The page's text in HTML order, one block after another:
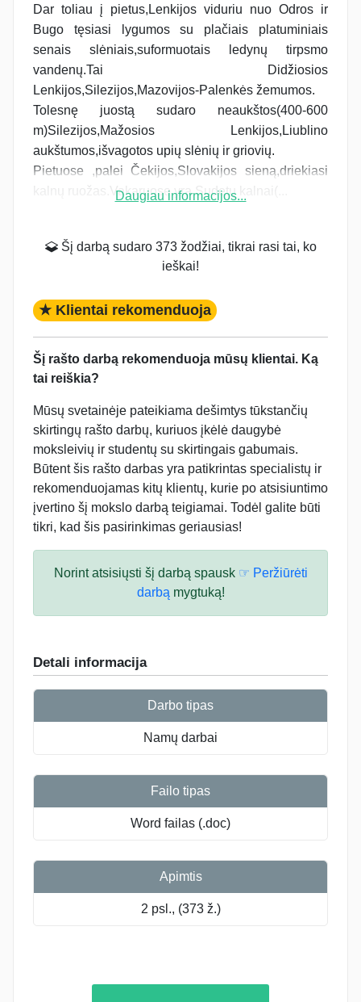
Dar toliau į pietus,Lenkijos viduriu nuo Odros ir
Bugo tęsiasi lygumos su plačiais platuminiais
senais slėniais,suformuotais ledynų tirpsmo
vandenų.Tai Didžiosios
Lenkijos,Silezijos,Mazovijos-Palenkės žemumos.
Tolesnę juostą sudaro neaukštos(400-600
m)Silezijos,Mažosios Lenkijos,Liublino
aukštumos,išvagotos upių slėnių ir griovių.
Pietuose ,palei Čekijos,Slovakijos sieną,driekiasi
kalnų ruožas.Vakaruose yra Sudetų kalnai(...
Daugiau informacijos...
Šį darbą sudaro 373 žodžiai, tikrai rasi tai, ko
ieškai!
★ Klientai rekomenduoja
Šį rašto darbą rekomenduoja mūsų klientai. Ką
tai reiškia?
Mūsų svetainėje pateikiama dešimtys tūkstančių
skirtingų rašto darbų, kuriuos įkėlė daugybė
moksleivių ir studentų su skirtingais gabumais.
Būtent šis rašto darbas yra patikrintas specialistų ir
rekomenduojamas kitų klientų, kurie po atsisiuntimo
įvertino šį mokslo darbą teigiamai. Todėl galite būti
tikri, kad šis pasirinkimas geriausias!
Norint atsisiųsti šį darbą spausk ☞ Peržiūrėti
darbąmygtuką!
Detali informacija
Darbo tipas
Namų darbai
Failo tipas
Word failas (.doc)
Apimtis
2 psl., (373 ž.)